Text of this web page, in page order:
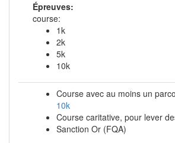
Épreuves:
course:
1k
2k
5k
10k
Course avec au moins un
10k
Course caritative, pour lever
Sanction Or (FQA)